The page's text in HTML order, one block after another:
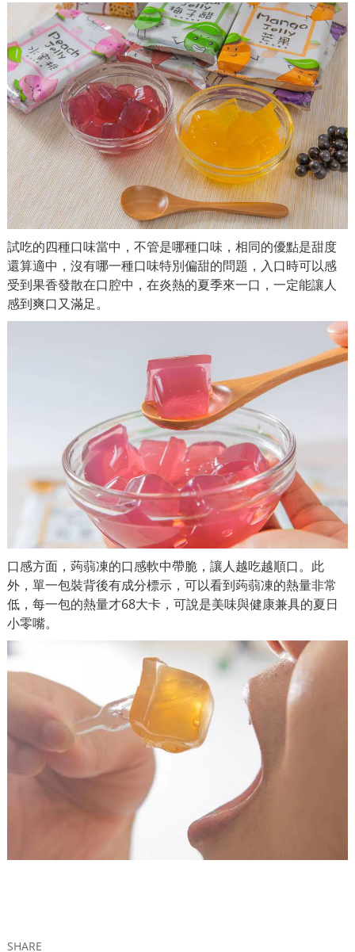
試吃的四種口味當中，不管是哪種口味，相同的優點是甜度
還算適中，沒有哪一種口味特別偏甜的問題，入口時可以感
受到果香發散在口腔中，在炎熱的夏季來一口，一定能讓人
感到爽口又滿足。
口感方面，蒟蒻凍的口感軟中帶脆，讓人越吃越順口。此
外，單一包裝背後有成分標示，可以看到蒟蒻凍的熱量非常
低，每一包的熱量才68大卡，可說是美味與健康兼具的夏日
小零嘴。
SHARE